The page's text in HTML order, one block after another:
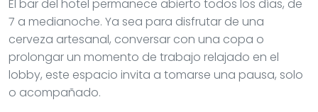
El bar del hotel permanece abierto todos los días, de
7 a medianoche. Ya sea para disfrutar de una
cerveza artesanal, conversar con una copa o
prolongar un momento de trabajo relajado en el
lobby, este espacio invita a tomarse una pausa, solo
o acompañado.